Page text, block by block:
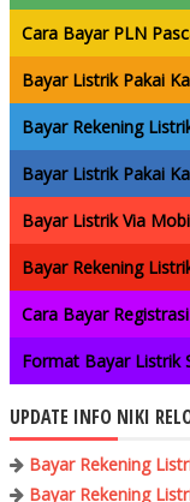
Cara Bayar PLN
Bayar Listrik Pakai
Bayar Rekening
Bayar Listrik Pakai
Bayar Listrik Via
Bayar Rekening
Cara Bayar
Format Bayar Listrik
UPDATE INFO NIKI
Bayar Rekening
Bayar Rekening